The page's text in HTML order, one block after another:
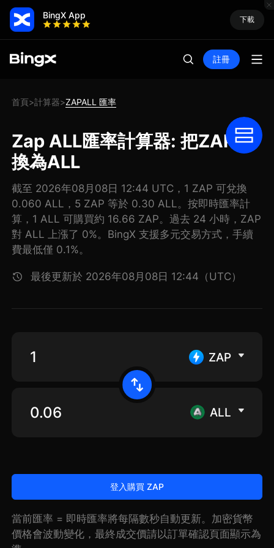
BingX App 下載
註冊
首頁>計算器>ZAPALL 匯率
Zap ALL匯率計算器: 把ZAP兌
換為ALL
截至 2026年08月08日 12:44 UTC，1 ZAP 可兌換
0.060 ALL，5 ZAP 等於 0.30 ALL。按即時匯率計
算，1 ALL 可購買約 16.66 ZAP。過去 24 小時，ZAP
對 ALL 上漲了 0%。BingX 支援多元交易方式，手續
費最低僅 0.1%。
最後更新於 2026年08月08日 12:44（UTC）
ZAP
ALL
登入購買 ZAP
當前匯率 = 即時匯率將每隔數秒自動更新。加密貨幣
價格會波動變化，最終成交價請以訂單確認頁面顯示為